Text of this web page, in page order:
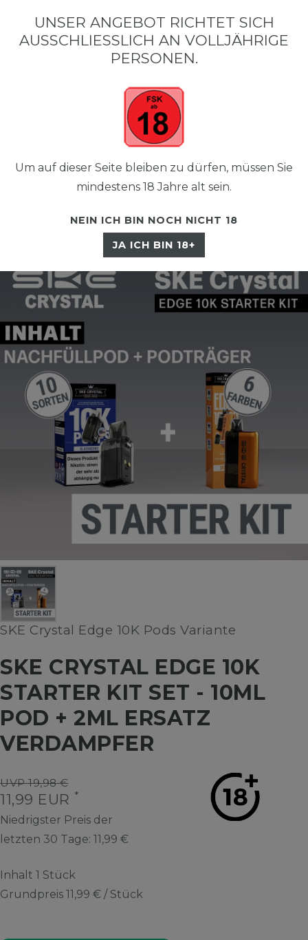
SKE Crystal Edge 10K Pods Variante
SKE CRYSTAL EDGE 10K
STARTER KIT SET - 10ML
POD + 2ML ERSATZ
VERDAMPFER
UVP 19,98 €
11,99 EUR *
Niedrigster Preis der
letzten 30 Tage: 11,99 €
Inhalt 1 Stück
Grundpreis 11,99 € / Stück
UNSER ANGEBOT RICHTET SICH
AUSSCHLIESSLICH AN VOLLJÄHRIGE P
ERSONEN.
Um auf dieser Seite bleiben zu dürfen, müssen Sie
mindestens 18 Jahre alt sein.
NEIN ICH BIN NOCH NICHT 18
JA ICH BIN 18+